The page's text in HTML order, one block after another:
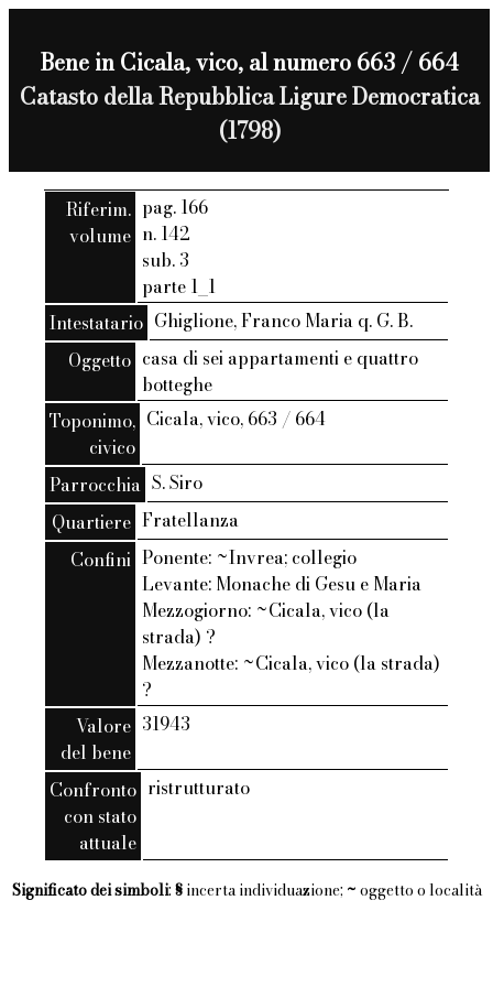
Bene in Cicala, vico, al numero 663 / 664
Catasto della Repubblica Ligure Democratica
(1798)
Riferim.
volume
pag. 166
n. 142
sub. 3
parte 1_1
Intestatario Ghiglione, Franco Maria q. G. B.
Oggetto casa di sei appartamenti e quattro
botteghe
Toponimo,
civico
Cicala, vico, 663 / 664
Parrocchia S. Siro
Quartiere Fratellanza
Confini Ponente: ~Invrea; collegio
Levante: Monache di Gesu e Maria
Mezzogiorno: ~Cicala, vico (la
strada) ?
Mezzanotte: ~Cicala, vico (la strada)
?
Valore
del bene
31943
Confronto
con stato
attuale
ristrutturato
Significato dei simboli: §incerta individuazione; ~ oggetto o località